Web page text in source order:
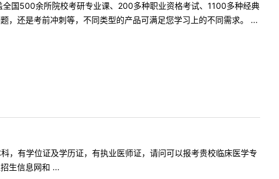
国500余所院校考研专业课、200多种职业资格考试、1100多种经典
，还是考前冲刺等，不同类型的产品可满足您学习上的不同需求。 ...
有学位证及学历证，有执业医师证，请问可以报考贵校临床医学专
生信息网和 ...